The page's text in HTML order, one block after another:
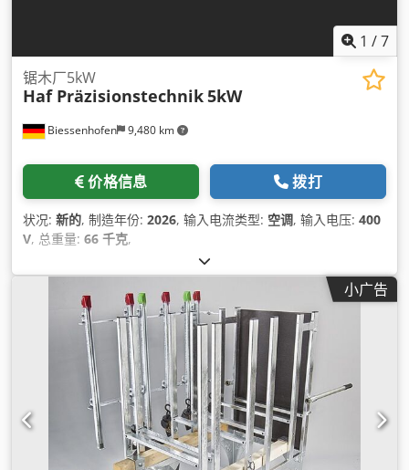
1 /7
Biessenhofen 9,480 km
锯木厂5kW
Haf Präzisionstechnik5kW
价格信息 拨打
状况: 新的, 制造年份: 2026, 输入电流类型: 空调, 输入电压: 400
V, 总重量: 66 千克,
小广告